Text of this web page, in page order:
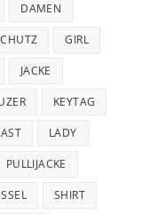
DAMEN
GIRL
JACKE
KEYTAG
LADY
PULLIJACKE
SHIRT